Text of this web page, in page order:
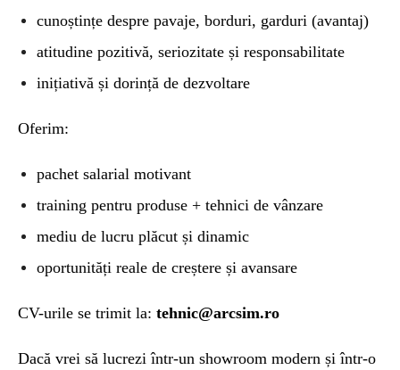
cunoștințe despre pavaje, borduri, garduri (avantaj)
atitudine pozitivă, seriozitate și responsabilitate
inițiativă și dorință de dezvoltare
Oferim:
pachet salarial motivant
training pentru produse + tehnici de vânzare
mediu de lucru plăcut și dinamic
oportunități reale de creștere și avansare
CV-urile se trimit la: tehnic@arcsim.ro
Dacă vrei să lucrezi într-un showroom modern și într-o